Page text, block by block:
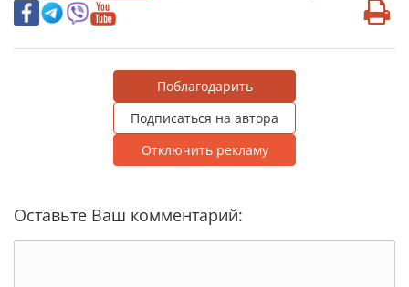
Поблагодарить
Подписаться на автора
Отключить рекламу
Оставьте Ваш комментарий: